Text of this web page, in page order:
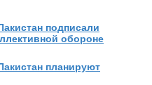
подписали
обороне
планируют